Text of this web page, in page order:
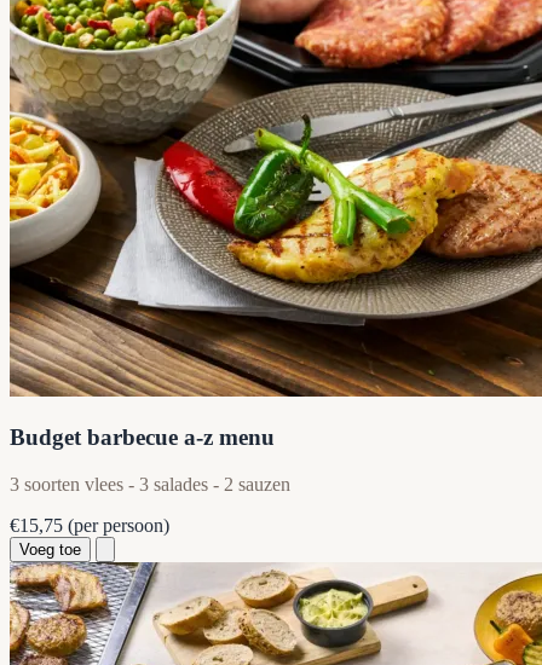
Budget barbecue a-z menu
3 soorten vlees - 3 salades - 2 sauzen
€15,75 (per persoon)
Voeg toe